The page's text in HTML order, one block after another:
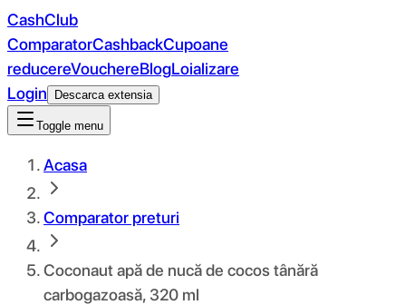
CashClub
ComparatorCashbackCupoane
reducereVouchereBlogLoializare
Login
Descarca extensia
Toggle menu
Acasa
Comparator preturi
Coconaut apă de nucă de cocos tânără
carbogazoasă, 320 ml